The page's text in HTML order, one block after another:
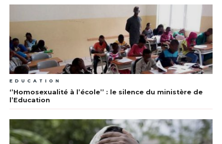
EDUCATION
‘’Homosexualité à l’école’’ : le silence du ministère de
l’Education